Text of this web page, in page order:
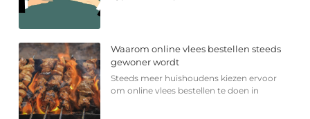
Waarom online vlees bestellen steeds
gewoner wordt
Steeds meer huishoudens kiezen ervoor
om online vlees bestellen te doen in